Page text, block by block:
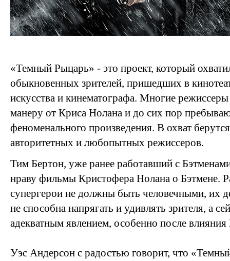
«Темный Рыцарь» - это проект, который
обыкновенных зрителей, пришедших в
искусства и кинематографа. Многие режиссеры
манеру от Криса Нолана и до сих пор
феноменального произведения. В охват
авторитетных и любопытных режиссеров.
Тим Бертон, уже ранее работавший с
нраву фильмы Кристофера Нолана о Бэтмене.
супергерои не должны быть человечными, их
не способна напрягать и удивлять зрителя, а
адекватным явлением, особенно после
Уэс Андерсон с радостью говорит, что